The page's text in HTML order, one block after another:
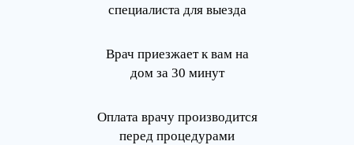
специалиста для выезда
Врач приезжает к вам на
дом за 30 минут
Оплата врачу производится
перед процедурами